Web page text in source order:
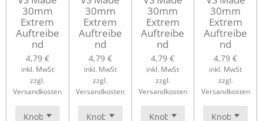
30mm
Extrem
Auftreibe
nd
4,79 €
inkl. MwSt
zzgl.
Versandkosten
30mm
Extrem
Auftreibe
nd
4,79 €
inkl. MwSt
zzgl.
Versandkosten
30mm
Extrem
Auftreibe
nd
4,79 €
inkl. MwSt
zzgl.
Versandkosten
30mm
Extrem
Auftreibe
nd
4,79 €
inkl. MwSt
zzgl.
Versandkosten